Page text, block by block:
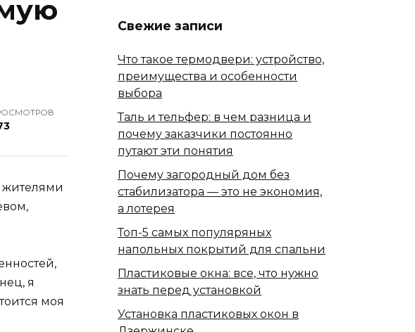
жителями
я
моя
Свежие записи
Что такое термодвери: устройство,
преимущества и особенности
выбора
Таль и тельфер: в чем разница и
почему заказчики постоянно
путают эти понятия
Почему загородный дом без
стабилизатора — это не экономия,
а лотерея
Топ-5 самых популяряных
напольных покрытий для спальни
Пластиковые окна: все, что нужно
знать перед установкой
Установка пластиковых окон в